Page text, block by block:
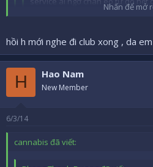
Nhấn để mở
bữa e cũng đi xui ngay bữa mấy e
bóp thoải mái, ko chú trọng vụ kia,
@Hao Nam: h là hôm nào hứng là
coi phim đợi số quen thôi bác
Chắc em nó di club nên ngủ không
Nhấn để mở
hồi h mới nghe đi club xong , da
H Hao Nam
New Member
6/3/14
cannabis đã viết: